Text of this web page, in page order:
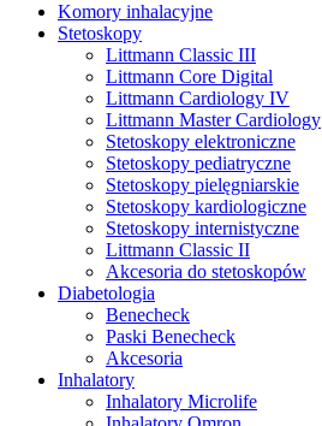
Komory inhalacyjne
Stetoskopy
Littmann Classic III
Littmann Core Digital
Littmann Cardiology IV
Littmann Master Cardiology
Stetoskopy elektroniczne
Stetoskopy pediatryczne
Stetoskopy pielęgniarskie
Stetoskopy kardiologiczne
Stetoskopy internistyczne
Littmann Classic II
Akcesoria do stetoskopów
Diabetologia
Benecheck
Paski Benecheck
Akcesoria
Inhalatory
Inhalatory Microlife